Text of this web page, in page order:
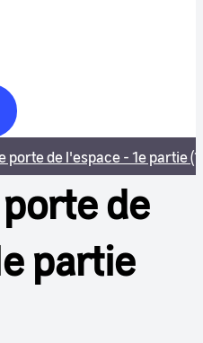
porte de l'espace - 1e partie
de
partie